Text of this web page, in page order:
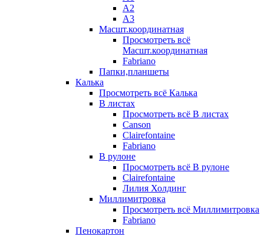
А2
А3
Масшт.координатная
Просмотреть всё
Масшт.координатная
Fabriano
Папки,планшеты
Калька
Просмотреть всё Калька
В листах
Просмотреть всё В листах
Canson
Clairefontaine
Fabriano
В рулоне
Просмотреть всё В рулоне
Clairefontaine
Лилия Холдинг
Миллимитровка
Просмотреть всё Миллимитровка
Fabriano
Пенокартон